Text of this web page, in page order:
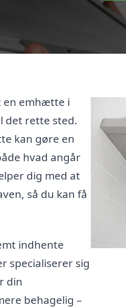
en emhætte i
det rette sted.
kan gøre en
hvad angår
dig med at
så du kan få
indhente
specialiserer sig
din
behagelig –